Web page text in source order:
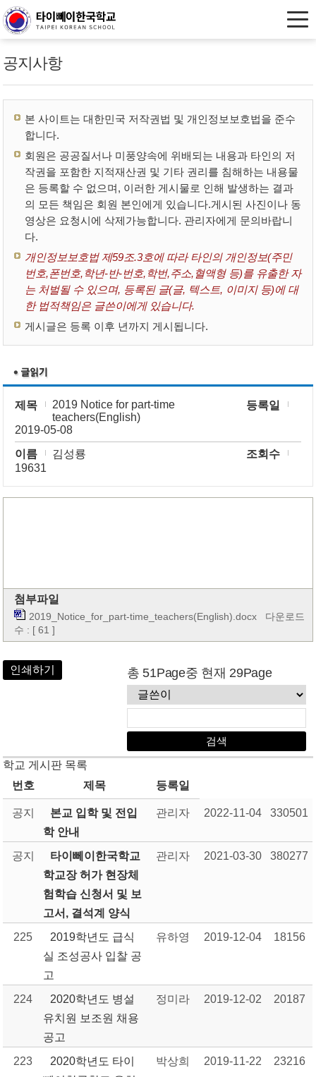
공지사항
본 사이트는 대한민국 저작권법 및 개인정보보호법을 준수
합니다.
회원은 공공질서나 미풍양속에 위배되는 내용과 타인의 저
작권을 포함한 지적재산권 및 기타 권리를 침해하는 내용물
은 등록할 수 없으며, 이러한 게시물로 인해 발생하는 결과
의 모든 책임은 회원 본인에게 있습니다.게시된 사진이나 동
영상은 요청시에 삭제가능합니다. 관리자에게 문의바랍니
다.
개인정보보호법 제59조.3호에 따라 타인의 개인정보(주민
번호,폰번호,학년-반-번호,학번,주소,혈액형 등)를 유출한 자
는 처벌될 수 있으며, 등록된 글(글, 텍스트, 이미지 등)에 대
한 법적책임은 글쓴이에게 있습니다.
게시글은 등록 이후 년까지 게시됩니다.
제목
2019 Notice for part-time
teachers(English)
등록일
2019-05-08
이름
김성룡
조회수
19631
첨부파일
2019_Notice_for_part-time_teachers(English).docx 다운로드
수 : [ 61 ]
인쇄하기 총 51Page중 현재 29Page
학교 게시판 목록
번호
제목 등록일
공지
본교 입학 및 전입
학 안내
관리자 2022-11-04 330501
공지
타이뻬이한국학교
학교장 허가 현장체
험학습 신청서 및 보
고서, 결석계 양식
관리자 2021-03-30 380277
225
2019학년도 급식
실 조성공사 입찰 공
고
유하영 2019-12-04 18156
224
2020학년도 병설
유치원 보조원 채용
공고
정미라 2019-12-02 20187
223
2020학년도 타이
박상희 2019-11-22 23216